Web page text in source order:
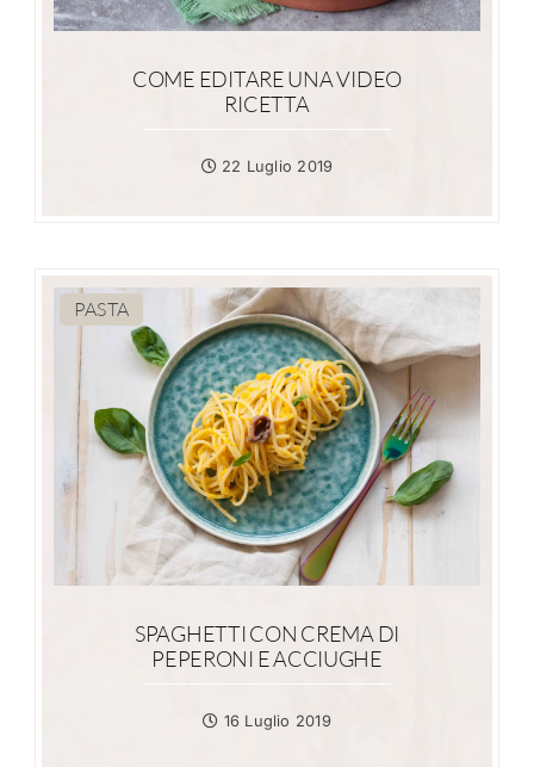
COME EDITARE UNA VIDEO
RICETTA
22 Luglio 2019
PASTA
SPAGHETTI CON CREMA DI
PEPERONI E ACCIUGHE
16 Luglio 2019